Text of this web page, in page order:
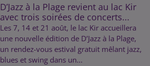
D’Jazz à la Plage revient au lac Kir
avec trois soirées de concerts...
Les 7, 14 et 21 août, le lac Kir accueillera
une nouvelle édition de D’Jazz à la Plage,
un rendez-vous estival gratuit mêlant jazz,
blues et swing dans un...